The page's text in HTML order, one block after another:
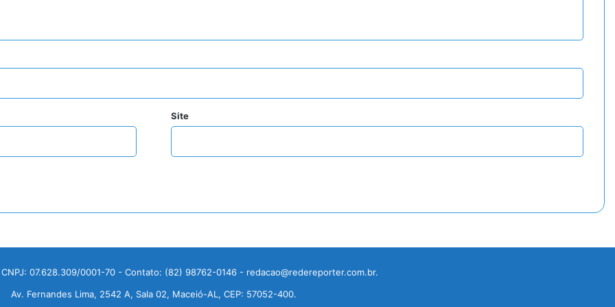
Site
07.628.309/0001-70 - Contato: (82) 98762-0146 - redacao@redereporter.com.br.
Av. Fernandes Lima, 2542 A, Sala 02, Maceió-AL, CEP: 57052-400.